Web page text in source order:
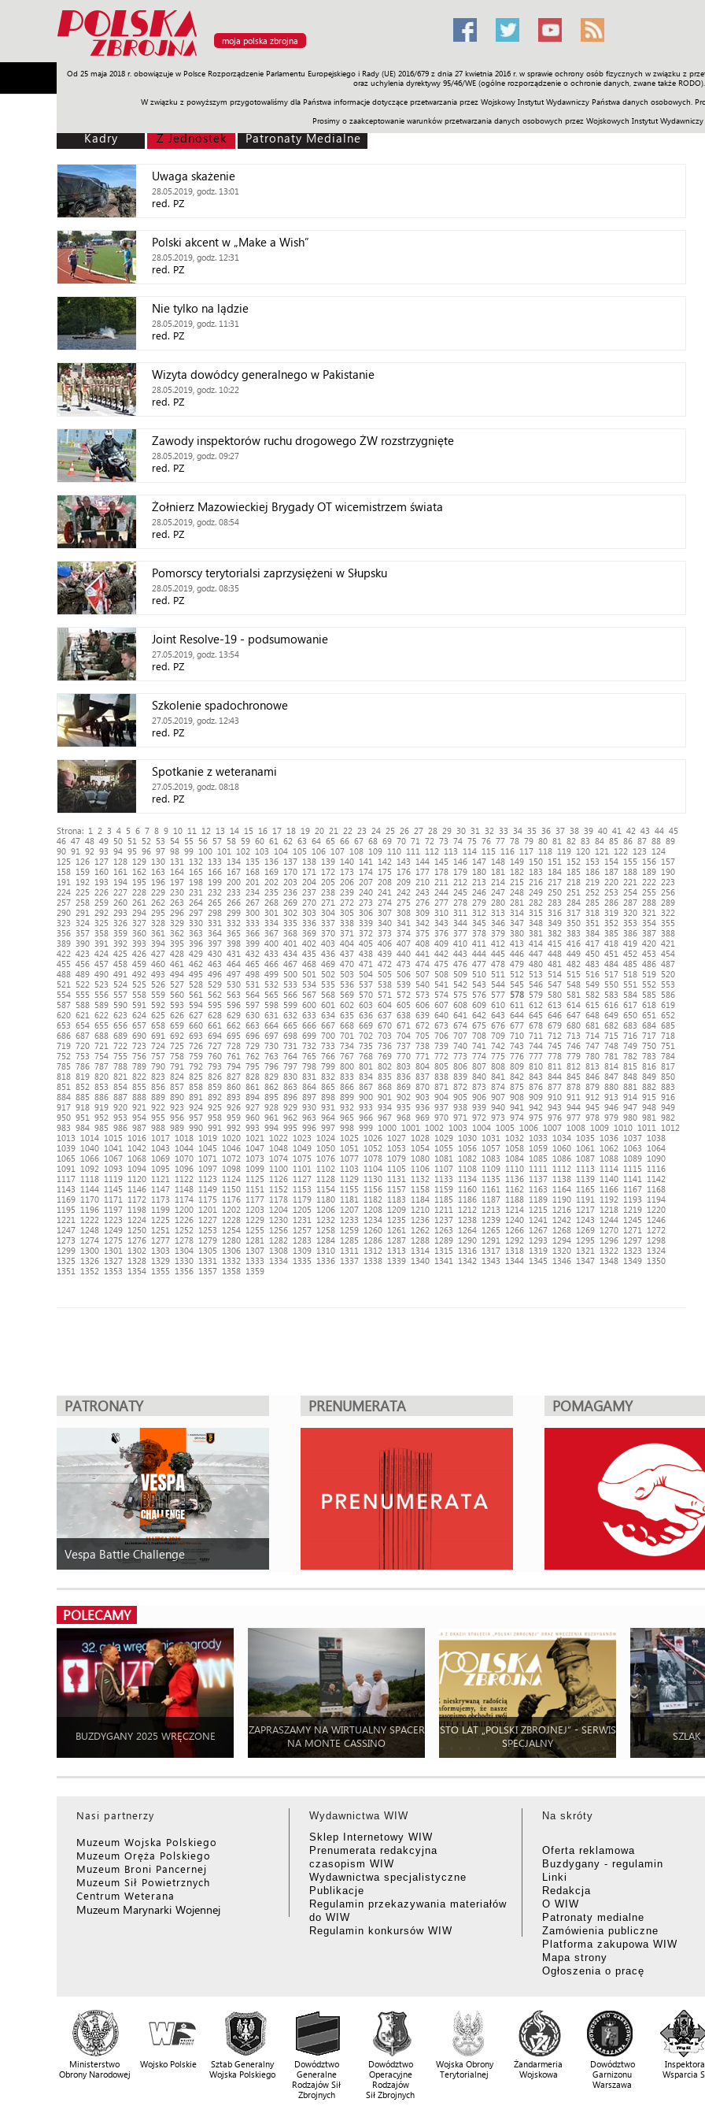
moja polska zbrojna
Od 25 maja 2018 r. obowiązuje w Polsce Rozporządzenie Parlamentu Europejskiego i Rady (UE) 2016/679 z dnia 27 kwietnia 2016 r. w sprawie ochrony osób fizycznych w związku z
oraz uchylenia dyrektywy 95/46/WE (ogólne rozporządzenie o ochronie danych, zwane także RODO).
W związku z powyższym przygotowaliśmy dla Państwa informacje dotyczące przetwarzania przez Wojskowy Instytut Wydawniczy Państwa danych osobowych.
Prosimy o zaakceptowanie warunków przetwarzania danych osobowych przez Wojskowych Instytut Wydawniczy
Armia Poligon Sprzęt Misje Polityka Prawo Świat Społeczność Sport Historia Galerie Wideo
Kadry Z Jednostek Patronaty Medialne
Uwaga skażenie
28.05.2019, godz. 13:01
red. PZ
Polski akcent w „Make a Wish”
28.05.2019, godz. 12:31
red. PZ
Nie tylko na lądzie
28.05.2019, godz. 11:31
red. PZ
Wizyta dowódcy generalnego w Pakistanie
28.05.2019, godz. 10:22
red. PZ
Zawody inspektorów ruchu drogowego ŻW rozstrzygnięte
28.05.2019, godz. 09:27
red. PZ
Żołnierz Mazowieckiej Brygady OT wicemistrzem świata
28.05.2019, godz. 08:54
red. PZ
Pomorscy terytorialsi zaprzysiężeni w Słupsku
28.05.2019, godz. 08:35
red. PZ
Joint Resolve-19 - podsumowanie
27.05.2019, godz. 13:54
red. PZ
Szkolenie spadochronowe
27.05.2019, godz. 12:43
red. PZ
Spotkanie z weteranami
27.05.2019, godz. 08:18
red. PZ
Strona: 1 2 3 4 5 6 7 8 9 10 11 12 13 14 15 16 17 18 19 20 21 22 23 24 25 26 27 28 29 30 31 32 33 34 35 36 37 38 39 40 41 42 43 44 45
46 47 48 49 50 51 52 53 54 55 56 57 58 59 60 61 62 63 64 65 66 67 68 69 70 71 72 73 74 75 76 77 78 79 80 81 82 83 84 85 86 87 88 89
90 91 92 93 94 95 96 97 98 99 100 101 102 103 104 105 106 107 108 109 110 111 112 113 114 115 116 117 118 119 120 121 122 123
124
125
126 127 128 129 130 131 132 133 134 135 136 137 138 139 140 141 142 143 144 145 146 147 148 149 150 151 152 153 154 155 156 157
158 159 160 161 162 163 164 165 166 167 168 169 170 171 172 173 174 175 176 177 178 179 180 181 182 183 184 185 186 187 188 189 190
191
192 193 194 195 196 197 198 199 200 201 202 203 204 205 206 207 208 209 210 211 212 213 214 215 216 217 218 219 220 221 222
223
224 225 226 227 228 229 230 231 232 233 234 235 236 237 238 239 240 241 242 243 244 245 246 247 248 249 250 251 252 253 254 255
256
257 258 259 260 261 262 263 264 265 266 267 268 269 270 271 272 273 274 275 276 277 278 279 280 281 282 283 284 285 286 287 288 289
290 291 292 293 294 295 296 297 298 299 300 301 302 303 304 305 306 307 308 309 310 311 312 313 314 315 316 317 318 319 320 321
322
323
324 325 326 327 328 329 330 331 332 333 334 335 336 337 338 339 340 341 342 343 344 345 346 347 348 349 350 351 352 353 354 355
356 357 358 359 360 361 362 363 364 365 366 367 368 369 370 371 372 373 374 375 376 377 378 379 380 381 382 383 384 385 386 387 388
389 390 391 392 393 394 395 396 397 398 399 400 401 402 403 404 405 406 407 408 409 410 411 412 413 414 415 416 417 418 419 420 421
422 423 424 425 426 427 428 429 430 431 432 433 434 435 436 437 438 439 440 441 442 443 444 445 446 447 448 449 450 451 452 453 454
455 456 457 458 459 460 461 462 463 464 465 466 467 468 469 470 471 472 473 474 475 476 477 478 479 480 481 482 483 484 485 486 487
488 489 490 491 492 493 494 495 496 497 498 499 500 501 502 503 504 505 506 507 508 509 510 511 512 513 514 515 516 517 518 519 520
521
522 523 524 525 526 527 528 529 530 531 532 533 534 535 536 537 538 539 540 541 542 543 544 545 546 547 548 549 550 551 552
553
554 555 556 557 558 559 560 561 562 563 564 565 566 567 568 569 570 571 572 573 574 575 576 577 578 579 580 581 582 583 584 585
586
587 588 589 590 591 592 593 594 595 596 597 598 599 600 601 602 603 604 605 606 607 608 609 610 611 612 613 614 615 616 617 618 619
620 621 622 623 624 625 626 627 628 629 630 631 632 633 634 635 636 637 638 639 640 641 642 643 644 645 646 647 648 649 650 651
652
653 654 655 656 657 658 659 660 661 662 663 664 665 666 667 668 669 670 671 672 673 674 675 676 677 678 679 680 681 682 683 684 685
686 687 688 689 690 691 692 693 694 695 696 697 698 699 700 701 702 703 704 705 706 707 708 709 710 711 712 713 714 715 716 717 718
719 720 721 722 723 724 725 726 727 728 729 730 731 732 733 734 735 736 737 738 739 740 741 742 743 744 745 746 747 748 749 750 751
752 753 754 755 756 757 758 759 760 761 762 763 764 765 766 767 768 769 770 771 772 773 774 775 776 777 778 779 780 781 782 783 784
785 786 787 788 789 790 791 792 793 794 795 796 797 798 799 800 801 802 803 804 805 806 807 808 809 810 811 812 813 814 815 816 817
818 819 820 821 822 823 824 825 826 827 828 829 830 831 832 833 834 835 836 837 838 839 840 841 842 843 844 845 846 847 848 849 850
851
852 853 854 855 856 857 858 859 860 861 862 863 864 865 866 867 868 869 870 871 872 873 874 875 876 877 878 879 880 881 882 883
884 885 886 887 888 889 890 891 892 893 894 895 896 897 898 899 900 901 902 903 904 905 906 907 908 909 910 911 912 913 914 915 916
917 918 919 920 921 922 923 924 925 926 927 928 929 930 931 932 933 934 935 936 937 938 939 940 941 942 943 944 945 946 947 948 949
950 951 952 953 954 955 956 957 958 959 960 961 962 963 964 965 966 967 968 969 970 971 972 973 974 975 976 977 978 979 980 981
982
983 984 985 986 987 988 989 990 991 992 993 994 995 996 997 998 999 1000 1001 1002 1003 1004 1005 1006 1007 1008 1009 1010 1011
1012
1013
1014 1015 1016 1017 1018 1019 1020 1021 1022 1023 1024 1025 1026 1027 1028 1029 1030 1031 1032 1033 1034 1035 1036 1037 1038
1039 1040 1041 1042 1043 1044 1045 1046 1047 1048 1049 1050 1051 1052 1053 1054 1055 1056 1057 1058 1059 1060 1061 1062 1063
1064
1065
1066 1067 1068 1069 1070 1071 1072 1073 1074 1075 1076 1077 1078 1079 1080 1081 1082 1083 1084 1085 1086 1087 1088 1089 1090
1091
1092 1093 1094 1095 1096 1097 1098 1099 1100 1101 1102 1103 1104 1105 1106 1107 1108 1109 1110 1111 1112 1113 1114 1115
1116
1117 1118 1119 1120 1121 1122 1123 1124 1125 1126 1127 1128 1129 1130 1131 1132 1133 1134 1135 1136 1137 1138 1139 1140 1141
1142
1143
1144 1145 1146 1147 1148 1149 1150 1151 1152 1153 1154 1155 1156 1157 1158 1159 1160 1161 1162 1163 1164 1165 1166 1167 1168
1169 1170 1171 1172 1173 1174 1175 1176 1177 1178 1179 1180 1181 1182 1183 1184 1185 1186 1187 1188 1189 1190 1191 1192 1193
1194
1195
1196 1197 1198 1199 1200 1201 1202 1203 1204 1205 1206 1207 1208 1209 1210 1211 1212 1213 1214 1215 1216 1217 1218 1219 1220
1221
1222 1223 1224 1225 1226 1227 1228 1229 1230 1231 1232 1233 1234 1235 1236 1237 1238 1239 1240 1241 1242 1243 1244 1245
1246
1247 1248 1249 1250 1251 1252 1253 1254 1255 1256 1257 1258 1259 1260 1261 1262 1263 1264 1265 1266 1267 1268 1269 1270 1271
1272
1273
1274 1275 1276 1277 1278 1279 1280 1281 1282 1283 1284 1285 1286 1287 1288 1289 1290 1291 1292 1293 1294 1295 1296 1297 1298
1299 1300 1301 1302 1303 1304 1305 1306 1307 1308 1309 1310 1311 1312 1313 1314 1315 1316 1317 1318 1319 1320 1321 1322 1323
1324
1325
1326 1327 1328 1329 1330 1331 1332 1333 1334 1335 1336 1337 1338 1339 1340 1341 1342 1343 1344 1345 1346 1347 1348 1349 1350
1351
1352 1353 1354 1355 1356 1357 1358 1359
PATRONATY
Vespa Battle Challenge
PRENUMERATA POMAGAMY
POLECAMY
BUZDYGANY 2025 WRĘCZONE
ZAPRASZAMY NA WIRTUALNY SPACER
NA MONTE CASSINO
STO LAT „POLSKI ZBROJNEJ” - SERWIS
SPECJALNY
SZLAK
Nasi partnerzy
Muzeum Wojska Polskiego
Muzeum Oręża Polskiego
Muzeum Broni Pancernej
Muzeum Sił Powietrznych
Centrum Weterana
Muzeum Marynarki Wojennej
Wydawnictwa WIW
Sklep Internetowy WIW
Prenumerata redakcyjna
czasopism WIW
Wydawnictwa specjalistyczne
Publikacje
Regulamin przekazywania materiałów
do WIW
Regulamin konkursów WIW
Na skróty
Oferta reklamowa
Buzdygany - regulamin
Linki
Redakcja
O WIW
Patronaty medialne
Zamówienia publiczne
Platforma zakupowa WIW
Mapa strony
Ogłoszenia o pracę
Ministerstwo
Obrony Narodowej
Wojsko Polskie
Sztab Generalny
Wojska Polskiego
Dowództwo
Generalne
Rodzajów Sił
Zbrojnych
Dowództwo
Operacyjne
Rodzajów
Sił Zbrojnych
Wojska Obrony
Terytorialnej
Żandarmeria
Wojskowa
Dowództwo
Garnizonu
Warszawa
Wsparcia